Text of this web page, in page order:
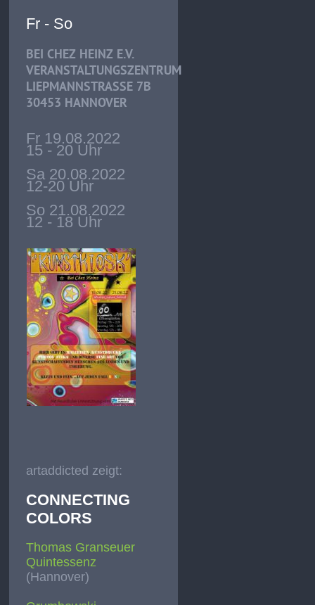
Fr - So
BEI CHEZ HEINZ E.V.
VERANSTALTUNGSZENTRUM
LIEPMANNSTRASSE 7B
30453 HANNOVER
Fr 19.08.2022
15 - 20 Uhr
Sa 20.08.2022
12-20 Uhr
So 21.08.2022
12 - 18 Uhr
artaddicted zeigt:
CONNECTING
COLORS
Thomas Granseuer
Quintessenz
(Hannover)